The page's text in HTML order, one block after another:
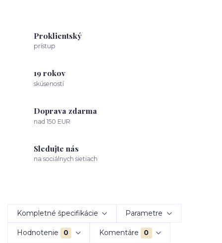
Proklientský
prístup
19 rokov
skúseností
Doprava zdarma
nad 150 EUR
Sledujte nás
na sociálnych sietiach
Kompletné špecifikácie Parametre
Hodnotenie 0 Komentáre 0